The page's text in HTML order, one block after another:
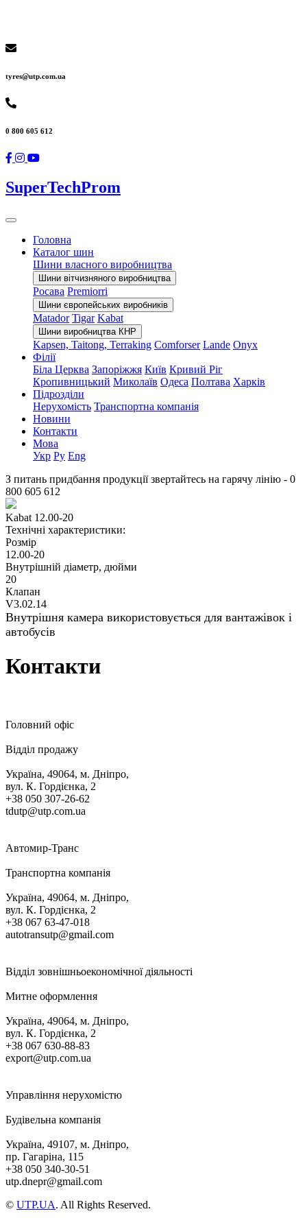
tyres@utp.com.ua
0 800 605 612
SuperTechProm
Головна
Каталог шин
Шини власного виробництва
Шини вітчизняного виробництва
Росава Premiorri
Шини європейських виробників
Matador Tigar Kabat
Шини виробництва КНР
Kapsen, Taitong, Terraking Comforser Lande Onyx
Філії
Біла Церква Запоріжжя Київ Кривий Ріг
Кропивницький Миколаїв Одеса Полтава Харків
Підрозділи
Нерухомість Транспортна компанія
Новини
Контакти
Мова
Укр Ру Eng
З питань придбання продукції звертайтесь на гарячу лінію - 0
800 605 612
Kabat 12.00-20
Технічні характеристики:
Розмір
12.00-20
Внутрішній діаметр, дюйми
20
Клапан
V3.02.14
Внутрішня камера використовується для вантажівок і
автобусів
Контакти
Головний офіс
Відділ продажу
Україна, 49064, м. Дніпро,
вул. К. Гордієнка, 2
+38 050 307-26-62
tdutp@utp.com.ua
Автомир-Транс
Транспортна компанія
Україна, 49064, м. Дніпро,
вул. К. Гордієнка, 2
+38 067 63-47-018
autotransutp@gmail.com
Відділ зовнішньоекономічної діяльності
Митне оформлення
Україна, 49064, м. Дніпро,
вул. К. Гордієнка, 2
+38 067 630-88-83
export@utp.com.ua
Управління нерухомістю
Будівельна компанія
Україна, 49107, м. Дніпро,
пр. Гагаріна, 115
+38 050 340-30-51
utp.dnepr@gmail.com
© UTP.UA. All Rights Reserved.